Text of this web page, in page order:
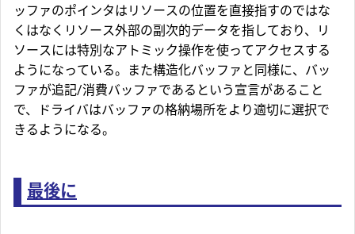
ッファのポインタはリソースの位置を直接指すのではな
くはなくリソース外部の副次的データを指しており、リ
ソースには特別なアトミック操作を使ってアクセスする
ようになっている。また構造化バッファと同様に、バッ
ファが追記/消費バッファであるという宣言があること
で、ドライバはバッファの格納場所をより適切に選択で
きるようになる。
最後に